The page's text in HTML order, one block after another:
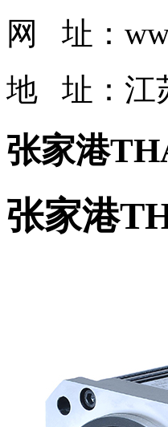
网 址：
地 址：江
张家港
张家港